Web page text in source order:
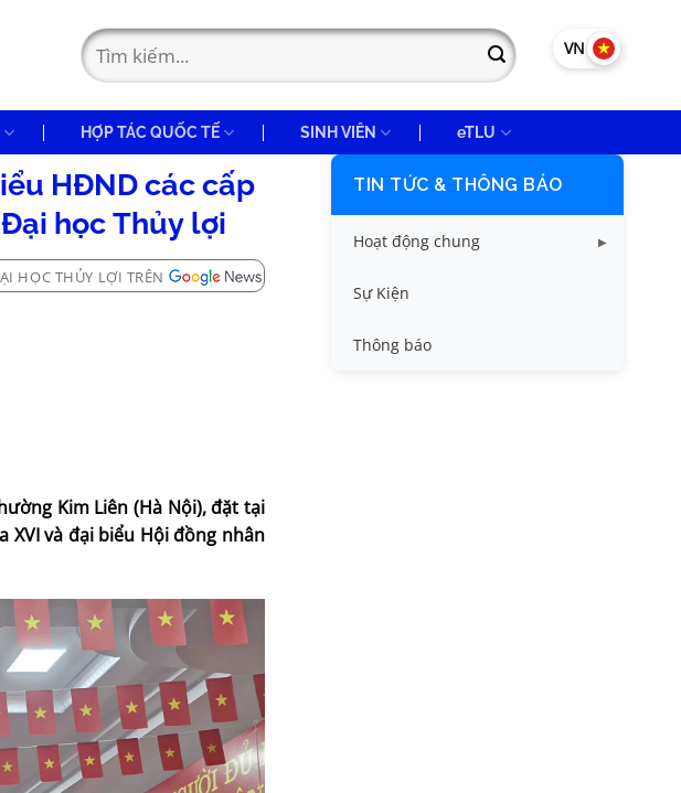
VN EN
HỢP TÁC QUỐC TẾ SINH VIÊN eTLU
HĐND các cấp
học Thủy lợi
HỌC THỦY LỢI TRÊN
Kim Liên (Hà Nội), đặt tại
và đại biểu Hội đồng nhân
TIN TỨC & THÔNG BÁO
Hoạt động chung
Tin công tác sinh viên
Tin đào tạo
Sự Kiện
Thông báo